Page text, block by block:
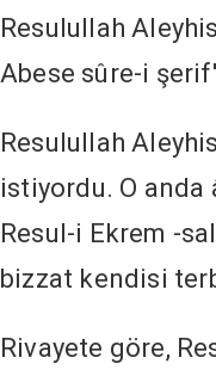
Resulullah
Abese sûre-i
Resulullah
istiyordu. O anda
Resul-i Ekrem -
bizzat kendisi
Rivayete göre,